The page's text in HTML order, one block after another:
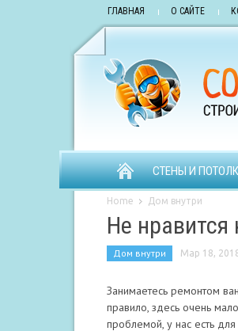
ГЛАВНАЯ О САЙТЕ
СТЕНЫ И
Home Дом внутри
Не нравится
Дом внутри Мар 18,
Занимаетесь ремонтом
правило, здесь очень
проблемой, у нас есть